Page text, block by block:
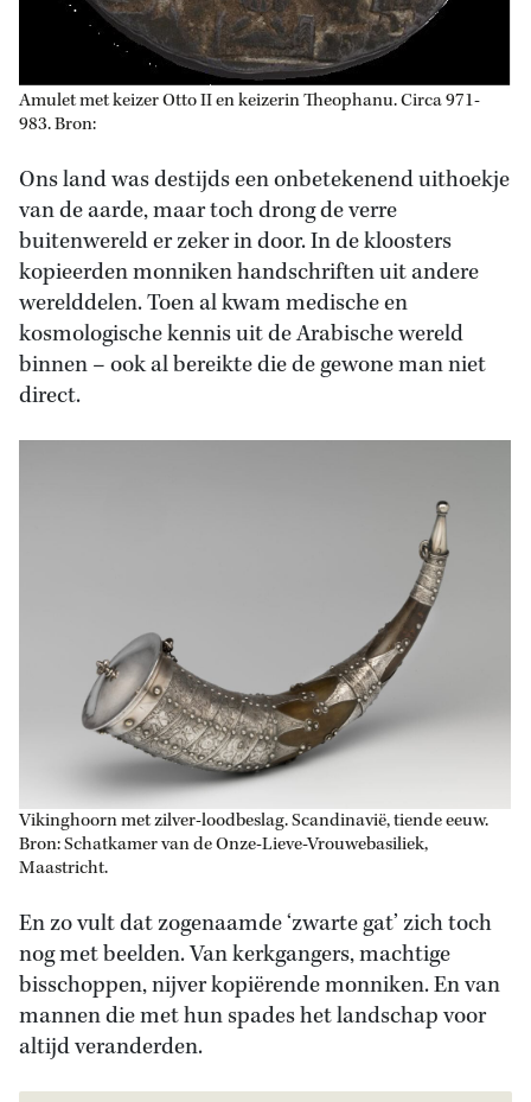
Amulet met keizer Otto II en keizerin Theophanu. Circa 971-
983. Bron:
Ons land was destijds een onbetekenend uithoekje
van de aarde, maar toch drong de verre
buitenwereld er zeker in door. In de kloosters
kopieerden monniken handschriften uit andere
werelddelen. Toen al kwam medische en
kosmologische kennis uit de Arabische wereld
binnen – ook al bereikte die de gewone man niet
direct.
Vikinghoorn met zilver-loodbeslag. Scandinavië, tiende eeuw.
Bron: Schatkamer van de Onze-Lieve-Vrouwebasiliek,
Maastricht.
En zo vult dat zogenaamde ‘zwarte gat’ zich toch
nog met beelden. Van kerkgangers, machtige
bisschoppen, nijver kopiërende monniken. En van
mannen die met hun spades het landschap voor
altijd veranderden.